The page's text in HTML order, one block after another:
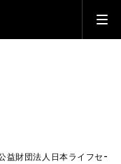
益財団法人日本ライフセー